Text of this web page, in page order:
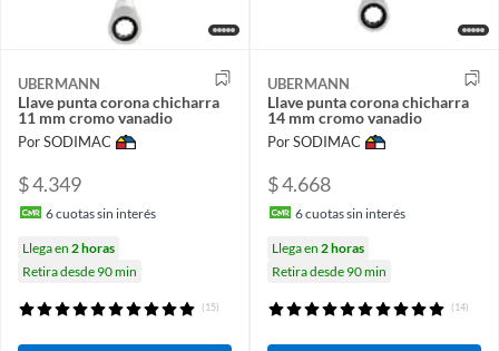
UBERMANN
Llave punta corona chicharra
11 mm cromo vanadio
Por SODIMAC
$ 4.349
6cuotas sin interés
Llega en 2 horas
Retira desde 90 min
(15)
UBERMANN
Llave punta corona chicharra
14 mm cromo vanadio
Por SODIMAC
$ 4.668
6cuotas sin interés
Llega en 2 horas
Retira desde 90 min
(14)